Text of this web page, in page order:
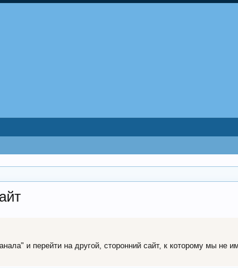
и перейти на другой, сторонний сайт, к которому мы не